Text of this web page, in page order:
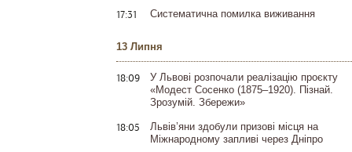
17:31 Систематична помилка виживання
13 Липня
18:09
У Львові розпочали реалізацію проєкту
«Модест Сосенко (1875–1920). Пізнай.
Зрозумій. Збережи»
18:05
Львів’яни здобули призові місця на
Міжнародному запливі через Дніпро